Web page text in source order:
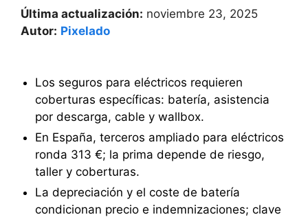
Última actualización: noviembre 23, 2025
Autor: Pixelado
Los seguros para eléctricos requieren
coberturas específicas: batería, asistencia
por descarga, cable y wallbox.
En España, terceros ampliado para eléctricos
ronda 313 €; la prima depende de riesgo,
taller y coberturas.
La depreciación y el coste de batería
condicionan precio e indemnizaciones; clave